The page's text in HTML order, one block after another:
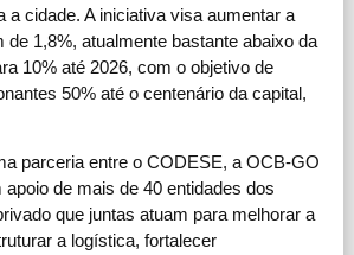
a cidade. A iniciativa visa aumentar a
de 1,8%, atualmente bastante abaixo da
10% até 2026, com o objetivo de
50% até o centenário da capital,
parceria entre o CODESE, a OCB-GO
de mais de 40 entidades dos
que juntas atuam para melhorar a
a logística, fortalecer